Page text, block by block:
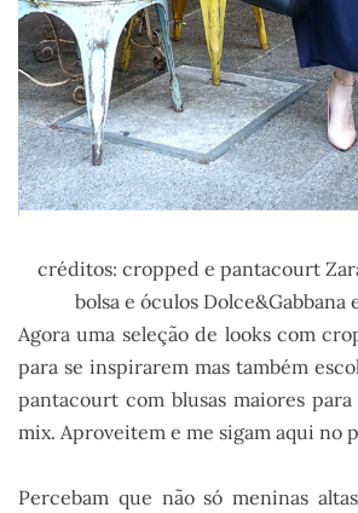
créditos: cropped e pantacourt
bolsa e óculos Dolce&Gabbana
Agora uma seleção de looks com
para se inspirarem mas também
pantacourt com blusas maiores
mix. Aproveitem e me sigam aqui no
Percebam que não só meninas